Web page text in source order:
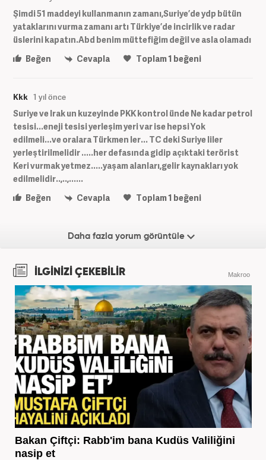
Şimdi 51 maddeyi kullanmanın zamanı,Suriye’de ydp bütün
yataklarını vurma zamanı artı Türkiye’de incirlik ve radar
üslerini kapatın.Abd benim müttefiğim değil ve asla olamadı
Beğen
Cevapla Toplam1 beğeni
Kkk 1 yıl önce
Suriye ve Irak un kuzeyinde PKK kontrol ünde Ne kadar petrol
tesisi...eneji tesisi yerleşim yeri var ise hepsi Yok
edilmeli...ve oralara Türkmen ler... TC deki Suriye liler
yerleştirilmelidir .....her defasında gidip açıktaki terörist
Keri vurmak yetmez.....yaşam alanları,gelir kaynakları yok
edilmelidir..,..,......
Beğen
Cevapla Toplam1 beğeni
Daha fazla yorum görüntüle
İLGİNİZİ ÇEKEBİLİR Makroo
Bakan Çiftçi: Rabb'im bana Kudüs Valiliğini
nasip et